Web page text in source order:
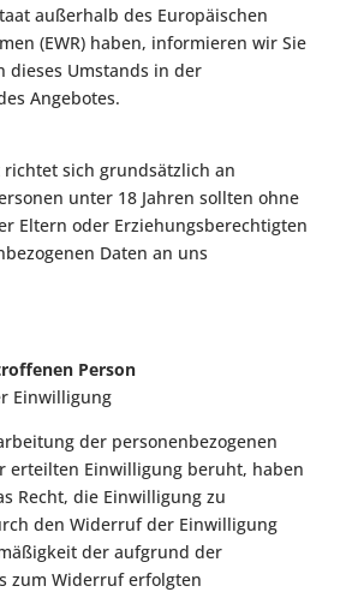
außerhalb des Europäischen
(EWR) haben, informieren wir Sie
dieses Umstands in der
Angebotes.
richtet sich grundsätzlich an
unter 18 Jahren sollten ohne
Eltern oder Erziehungsberechtigten
Daten an uns
Person
Einwilligung
der personenbezogenen
erteilten Einwilligung beruht, haben
Recht, die Einwilligung zu
den Widerruf der Einwilligung
der aufgrund der
zum Widerruf erfolgten